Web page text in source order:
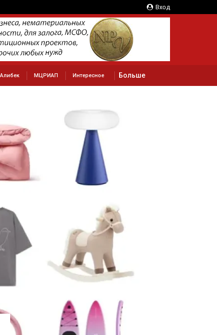
Вход
МЦРИАП Интересное Больше